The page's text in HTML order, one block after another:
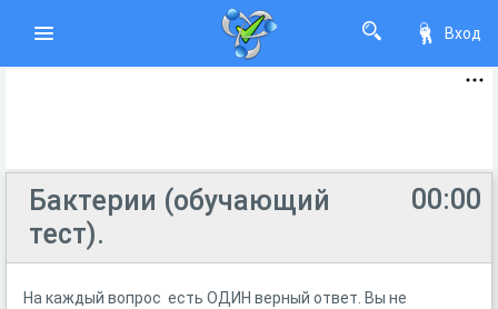
Вход
00:00
Бактерии (обучающий
тест).
На каждый вопрос есть ОДИН верный ответ. Вы не